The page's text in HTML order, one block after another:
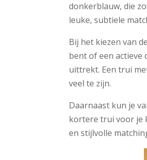
donkerblauw, die
leuke, subtiele
Bij het kiezen van
bent of een actieve
uittrekt. Een trui
veel te zijn.
Daarnaast kun je
kortere trui voor je
en stijlvolle